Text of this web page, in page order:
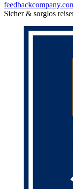
Sicher & sorglos